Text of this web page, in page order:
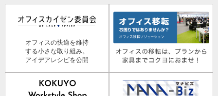
オフィスの快適を維持
する小さな取り組み。
アイデアレシピを公開